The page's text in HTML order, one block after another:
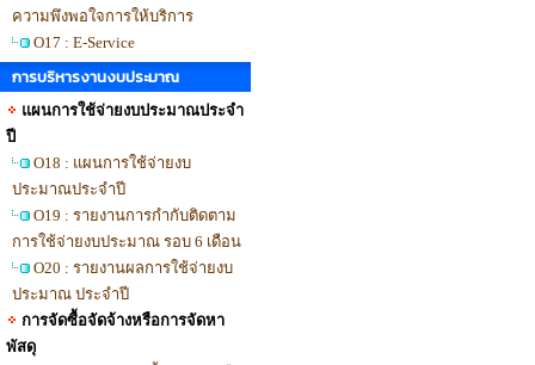
ความพึงพอใจการให้บริการ
O17 : E-Service
การบริหารงานงบประมาณ
แผนการใช้จ่ายงบประมาณประจำ
ปี
O18 : แผนการใช้จ่ายงบ
ประมาณประจำปี
O19 : รายงานการกำกับติดตาม
การใช้จ่ายงบประมาณ รอบ 6 เดือน
O20 : รายงานผลการใช้จ่ายงบ
ประมาณ ประจำปี
การจัดซื้อจัดจ้างหรือการจัดหา
พัสดุ